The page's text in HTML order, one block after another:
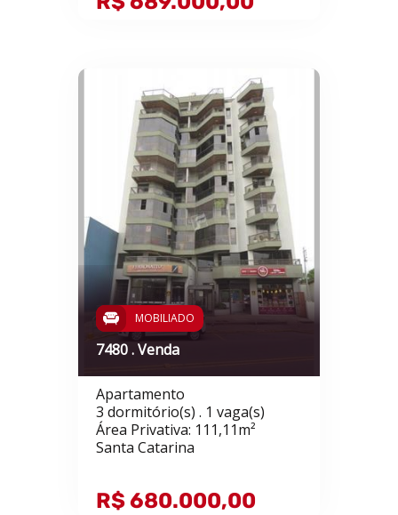
MOBILIADO
7480 . Venda
Apartamento
3 dormitório(s) . 1 vaga(s)
Área Privativa: 111,11m²
Santa Catarina
R$ 680.000,00